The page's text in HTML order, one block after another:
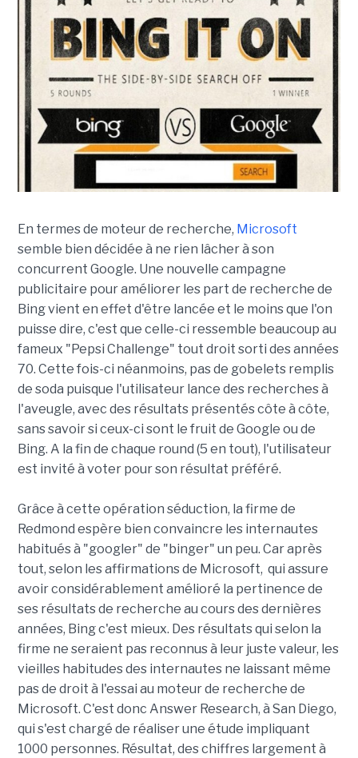
En termes de moteur de recherche, Microsoft
semble bien décidée à ne rien lâcher à son
concurrent Google. Une nouvelle campagne
publicitaire pour améliorer les part de recherche de
Bing vient en effet d'être lancée et le moins que l'on
puisse dire, c'est que celle-ci ressemble beaucoup au
fameux "Pepsi Challenge" tout droit sorti des années
70. Cette fois-ci néanmoins, pas de gobelets remplis
de soda puisque l'utilisateur lance des recherches à
l'aveugle, avec des résultats présentés côte à côte,
sans savoir si ceux-ci sont le fruit de Google ou de
Bing. A la fin de chaque round (5 en tout), l'utilisateur
est invité à voter pour son résultat préféré.
Grâce à cette opération séduction, la firme de
Redmond espère bien convaincre les internautes
habitués à "googler" de "binger" un peu. Car après
tout, selon les affirmations de Microsoft, qui assure
avoir considérablement amélioré la pertinence de
ses résultats de recherche au cours des dernières
années, Bing c'est mieux. Des résultats qui selon la
firme ne seraient pas reconnus à leur juste valeur, les
vieilles habitudes des internautes ne laissant même
pas de droit à l'essai au moteur de recherche de
Microsoft. C'est donc Answer Research, à San Diego,
qui s'est chargé de réaliser une étude impliquant
1000 personnes. Résultat, des chiffres largement à